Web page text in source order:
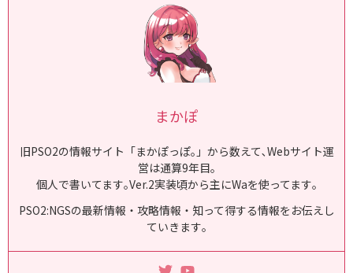
5%7%ハルヴァルディ・ヴェ...
まかぽ
旧PSO2の情報サイト「まかぽっぽ｡」から数えて､Webサイト運
営は通算9年目｡
個人で書いてます｡Ver.2実装頃から主にWaを使ってます｡
PSO2:NGSの最新情報・攻略情報・知って得する情報をお伝えし
ていきます｡